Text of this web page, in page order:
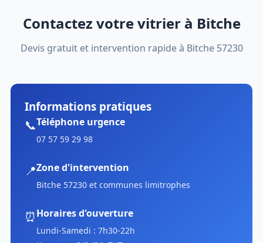
Contactez votre vitrier à Bitche
Devis gratuit et intervention rapide à Bitche 57230
Informations pratiques
📞Téléphone urgence
07 57 59 29 98
📍Zone d'intervention
Bitche 57230 et communes limitrophes
⏰Horaires d'ouverture
Lundi-Samedi : 7h30-22h